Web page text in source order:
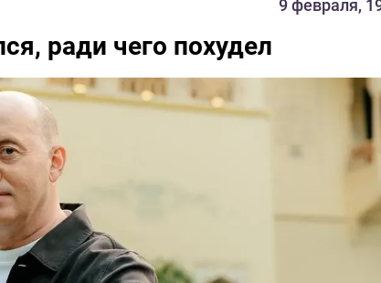
9 февраля,
ради чего похудел